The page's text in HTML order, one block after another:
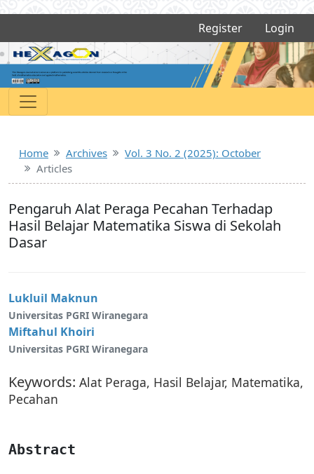
Register Login
Home Archives
Vol. 3 No. 2 (2025): October
Articles
Pengaruh Alat Peraga Pecahan Terhadap
Hasil Belajar Matematika Siswa di Sekolah
Dasar
Lukluil Maknun
Universitas PGRI Wiranegara
Miftahul Khoiri
Universitas PGRI Wiranegara
Keywords: Alat Peraga, Hasil Belajar, Matematika,
Pecahan
Abstract